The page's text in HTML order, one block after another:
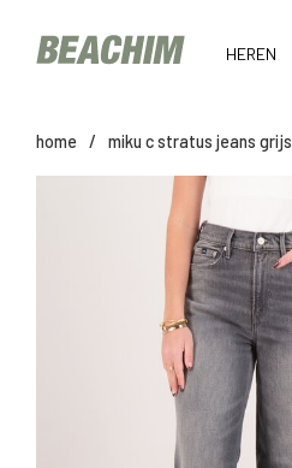
HEREN
home / miku c stratus jeans grijs